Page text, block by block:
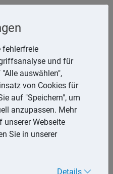
K L M N O
fehlerfreie
und für
auswählen",
von Cookies für
auf "Speichern", um
anzupassen. Mehr
Webseite
Sie in unserer
Details